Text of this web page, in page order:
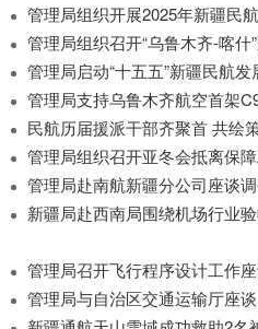
管理局组织开展2025年新疆民
管理局组织召开“乌鲁木齐-喀什
管理局启动“十五五”新疆民航
管理局支持乌鲁木齐航空首架
民航历届援派干部齐聚首 共绘
管理局组织召开亚冬会抵离保
管理局赴南航新疆分公司座谈
新疆局赴西南局围绕机场行业
管理局召开飞行程序设计工作
管理局与自治区交通运输厅座谈